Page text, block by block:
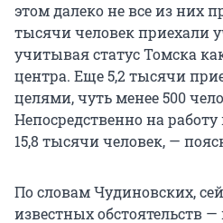
этом далеко не все из них
тысячи человек приехали
учитывая статус Томска
центра. Еще 5,2 тысячи
целями, чуть менее 500
Непосредственно на
15,8 тысячи человек, —
По словам Чудиновских,
известных обстоятельств